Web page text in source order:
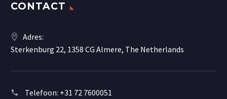
CONTACT
Adres:
Sterkenburg 22, 1358 CG Almere, The Netherlands
Telefoon: +31 72 7600051